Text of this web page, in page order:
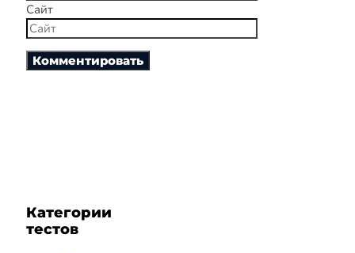
Сайт
Категории
тестов